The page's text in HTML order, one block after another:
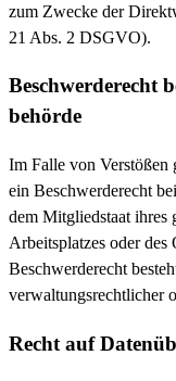
zum Zwecke der
21 Abs. 2 DSGVO).
Beschwerde­recht
behörde
Im Falle von Verstößen
ein Beschwerderecht
dem Mitgliedstaat ihres
Arbeitsplatzes oder des
Beschwerderecht
verwaltungsrechtlicher
Recht auf